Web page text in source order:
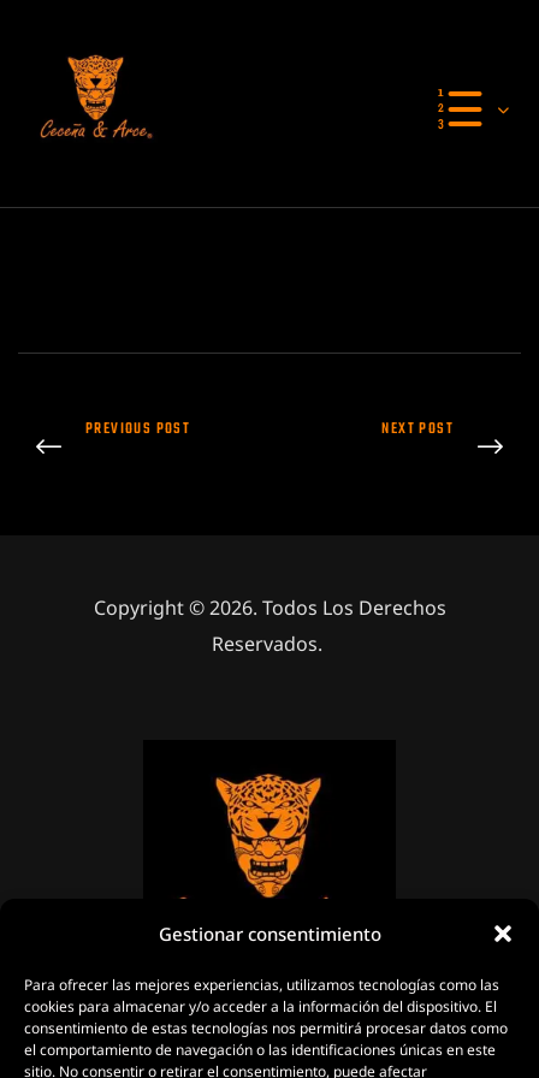
Gestionar consentimiento
Para ofrecer las mejores experiencias, utilizamos tecnologías como las
cookies para almacenar y/o acceder a la información del dispositivo. El
consentimiento de estas tecnologías nos permitirá procesar datos como
el comportamiento de navegación o las identificaciones únicas en este
sitio. No consentir o retirar el consentimiento, puede afectar
PREVIOUS POST NEXT POST
Copyright © 2026. Todos Los Derechos
Reservados.